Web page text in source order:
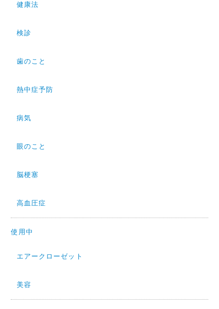
健康法
検診
歯のこと
熱中症予防
病気
眼のこと
脳梗塞
高血圧症
使用中
エアークローゼット
美容